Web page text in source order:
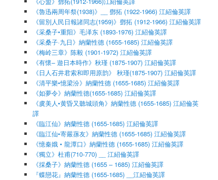
《魯迅兩周年祭(1938)》__ 鄧拓 (1922-1966) 江紹倫英譯
《留別人民日報諸同志(1959)》鄧拓 (1912-1966) 江紹倫英譯
《采桑子•重阳》毛泽东 (1893-1976) 江紹倫英譯
《采桑子·九日》納蘭性德 (1655-1685) 江紹倫英譯
《梅岭三章》陈毅 (1901-1972) 江紹倫英譯
《有懷– 遊日本時作》秋瑾 (1875-1907) 江紹倫英譯
《日人石井君索和即用原韵》 秋瑾(1875-1907) 江紹倫英譯
《清平樂•憶梁汾》納蘭性德 (1655-1685) 江紹倫英譯
《如夢令》納蘭性德(1655-1685) 江紹倫英譯
《虞美人•黄昏又聽城頭角》納蘭性德 (1655-1685) 江紹倫英
譯
《臨江仙》納蘭性德 (1655-1685) 江紹倫英譯
《臨江仙•寄嚴蓀友》納蘭性德 (1655-1685) 江紹倫英譯
《憶秦娥 • 龍潭口》納蘭性德 (1655-1685) 江紹倫英譯
《獨立》杜甫(710-770) __ 江紹倫英譯
《採桑子》納蘭性德 (1655 – 1685) 江紹倫英譯
『蝶戀花』納蘭性德 (1655-1685) __江紹倫英譯